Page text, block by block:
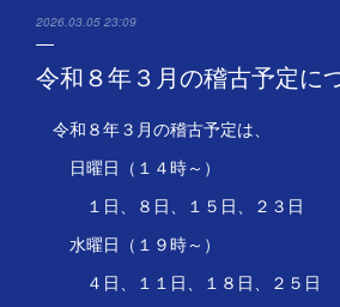
2026.03.05 23:09
令和８年３月の稽古予定に
令和８年３月の稽古予定は、
日曜日（１４時～）
１日、８日、１５日、２３日
水曜日（１９時～）
４日、１１日、１８日、２５日